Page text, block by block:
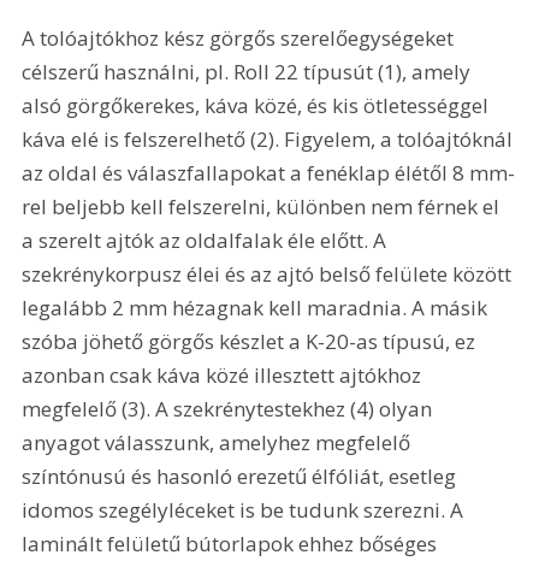
A tolóajtókhoz kész görgős szerelőegységeket
célszerű használni, pl. Roll 22 típusút (1), amely
alsó görgőkerekes, káva közé, és kis ötletességgel
káva elé is felszerelhető (2). Figyelem, a tolóajtóknál
az oldal és válaszfallapokat a fenéklap élétől 8 mm-
rel beljebb kell felszerelni, különben nem férnek el
a szerelt ajtók az oldalfalak éle előtt. A
szekrénykorpusz élei és az ajtó belső felülete között
legalább 2 mm hézagnak kell maradnia. A másik
szóba jöhető görgős készlet a K-20-as típusú, ez
azonban csak káva közé illesztett ajtókhoz
megfelelő (3). A szekrénytestekhez (4) olyan
anyagot válasszunk, amelyhez megfelelő
színtónusú és hasonló erezetű élfóliát, esetleg
idomos szegélyléceket is be tudunk szerezni. A
laminált felületű bútorlapok ehhez bőséges